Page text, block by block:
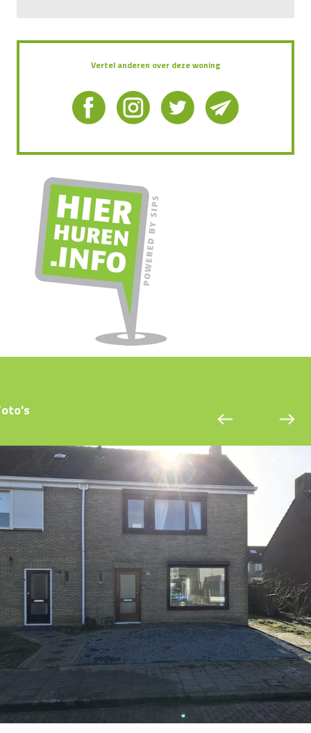
Vertel anderen over deze woning